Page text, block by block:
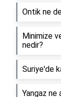
Ontik ne
Minimize
nedir?
Suriye'de
Yangaz ne